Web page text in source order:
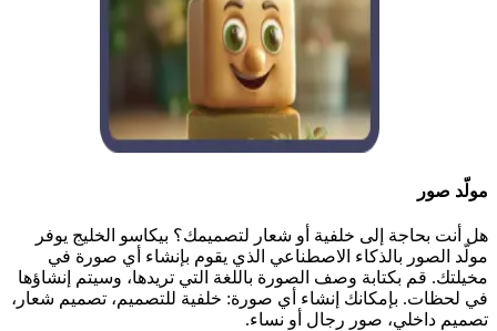
مولّد صور
هل أنت بحاجة إلى خلفية أو شعار لتصميمك؟ بيكاسو الخليج يوفر
مولّد الصور بالذكاء الاصطناعي الذي يقوم بإنشاء أي صورة في
مخيلتك. قم بكتابة وصف الصورة باللغة التي تريدها، وسيتم إنشاؤها
في لحظات. بإمكانك إنشاء أي صورة: خلفية للتصميم، تصميم شعار،
تصميم داخلي، صور رجال أو نساء.